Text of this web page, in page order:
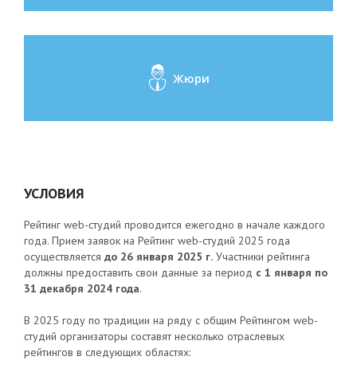
Жюри
УСЛОВИЯ
Рейтинг web-студий проводится ежегодно в начале каждого
года. Прием заявок на Рейтинг web-студий 2025 года
осуществляется до 26 января 2025 г. Участники рейтинга
должны предоставить свои данные за период с 1 января по
31 декабря 2024 года.
В 2025 году по традиции на ряду с общим Рейтингом web-
студий организаторы составят несколько отраслевых
рейтингов в следующих областях: